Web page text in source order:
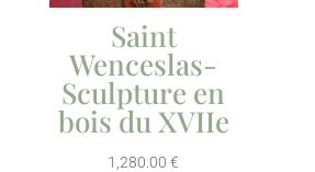
Saint
Wenceslas-
Sculpture en
bois du XVIIe
1,280.00€